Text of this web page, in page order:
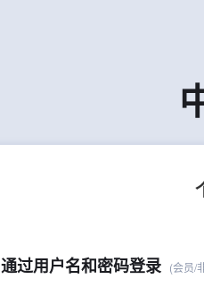
通过用户名和密码登录 (会员/